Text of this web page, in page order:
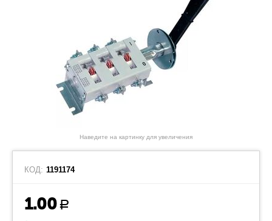
Наведите на картинку для увеличения
КОД: 1191174
1.00 Р